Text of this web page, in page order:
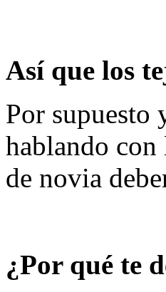
Así que los
Por supuesto
hablando con
de novia
¿Por qué te